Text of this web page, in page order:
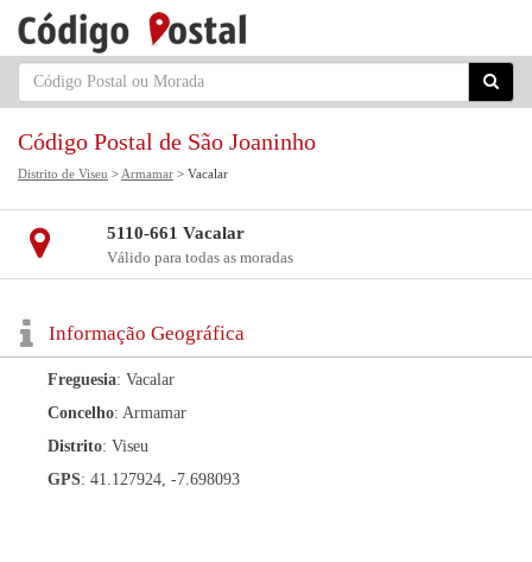
Código Postal de São Joaninho
Distrito de Viseu > Armamar > Vacalar
5110-661 Vacalar
Válido para todas as moradas
Informação Geográfica
Freguesia: Vacalar
Concelho: Armamar
Distrito: Viseu
GPS: 41.127924, -7.698093